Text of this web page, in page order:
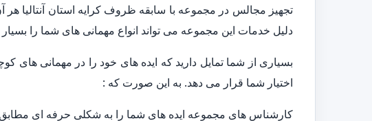
تجهیز مجالس در مجموعه با سابقه ظروف کرایه استان آنتالیا هر
دلیل خدمات این مجموعه می تواند انواع مهمانی های شما را
بسیاری از شما تمایل دارید که ایده های خود را در مهمانی های
اختیار شما قرار می دهد. به این صورت که :
کارشناس های مجموعه ایده های شما را به شکلی حرفه ای مطابق